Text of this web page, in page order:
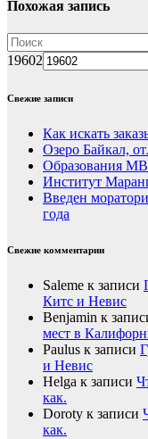
Похожая запись
19602
Свежие записи
Как искать
Озеро Байкал,
Образования
Институт
Введен
года
Свежие комментарии
Saleme к записи
Китс и Невис
Benjamin к
мест в
Paulus к записи
и Невис
Helga к записи
как.
Doroty к записи
как.